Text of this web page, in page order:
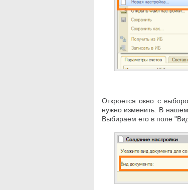
Откроется окно с
нужно изменить. В
Выбираем его в поле